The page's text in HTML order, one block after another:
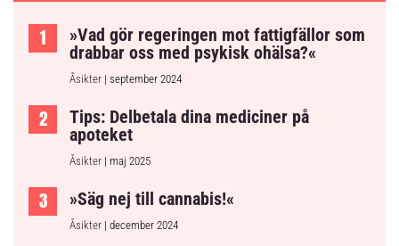
»Vad gör regeringen mot fattigfällor som
drabbar oss med psykisk ohälsa?«
Åsikter | september 2024
Tips: Delbetala dina mediciner på
apoteket
Åsikter | maj 2025
»Säg nej till cannabis!«
Åsikter | december 2024